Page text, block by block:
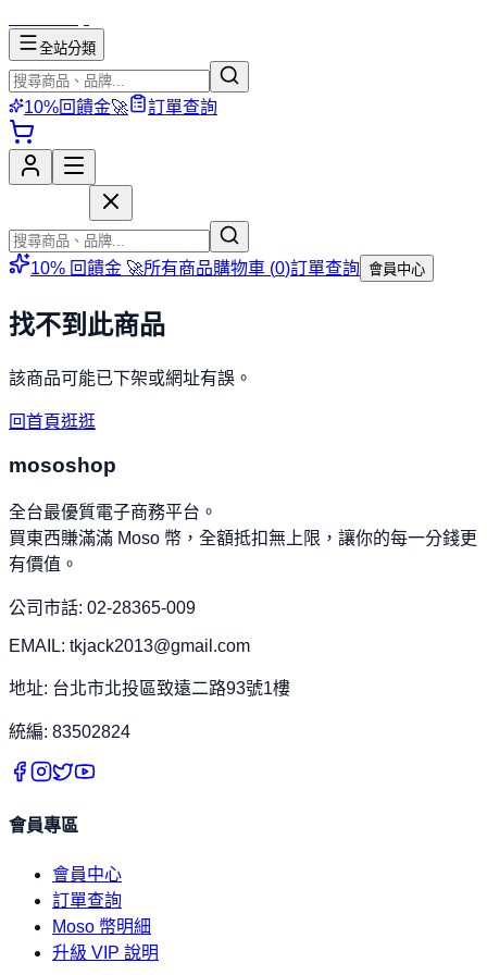
全站分類
10%回饋金🚀 訂單查詢
10% 回饋金 🚀所有商品購物車 (0)訂單查詢 會員中心
找不到此商品
該商品可能已下架或網址有誤。
回首頁逛逛
mososhop
全台最優質電子商務平台。
買東西賺滿滿 Moso 幣，全額抵扣無上限，讓你的每一分錢更
有價值。
公司市話: 02-28365-009
EMAIL: tkjack2013@gmail.com
地址: 台北市北投區致遠二路93號1樓
統編: 83502824
會員專區
會員中心
訂單查詢
Moso 幣明細
升級 VIP 說明